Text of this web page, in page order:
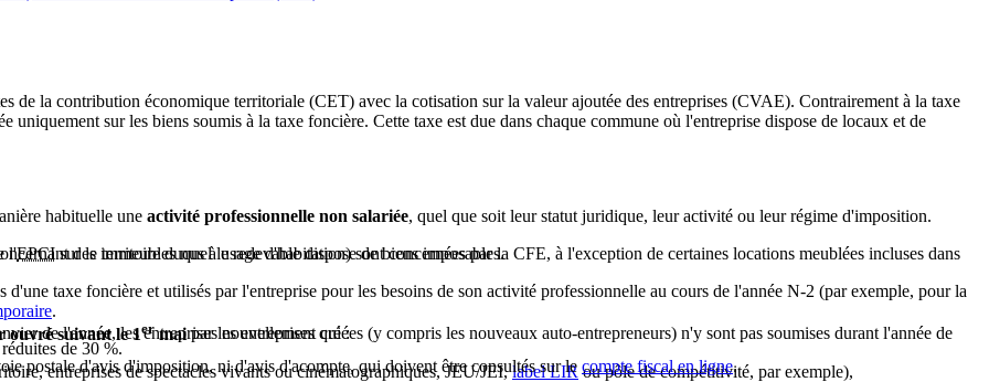
de la contribution économique territoriale (CET) avec la cotisation sur la valeur ajoutée des entreprises (CVAE). Contrairement à la taxe
uniquement sur les biens soumis à la taxe foncière. Cette taxe est due dans chaque commune où l'entreprise dispose de locaux et de
habituelle une activité professionnelle non salariée, quel que soit leur statut juridique, leur activité ou leur régime d'imposition.
des immeubles nus à usage d'habitation) sont concernées par la CFE, à l'exception de certaines locations meublées incluses dans
.
l'EPCIsur le territoire duquel le redevable dispose de biens imposables.
taxe foncière et utilisés par l'entreprise pour les besoins de son activité professionnelle au cours de l'année N-2 (par exemple, pour la
de 30 %.
suivant le 1ermaipar les entreprises qui :
entreprises de spectacles vivants ou cinématographiques, JEU/JEI,label LIR ou pôle de compétitivité, par exemple),
de l'année, les entreprises nouvellement créées (y compris les nouveaux auto-entrepreneurs) n'y sont pas soumises durant l'année de
postale d'avis d'imposition, ni d'avis d'acompte, qui doivent être consultés sur le compte fiscal en ligne.